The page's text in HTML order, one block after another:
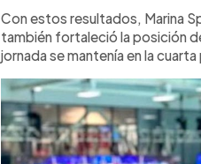
Con estos resultados, Marina
también fortaleció la posición
jornada se mantenía en la